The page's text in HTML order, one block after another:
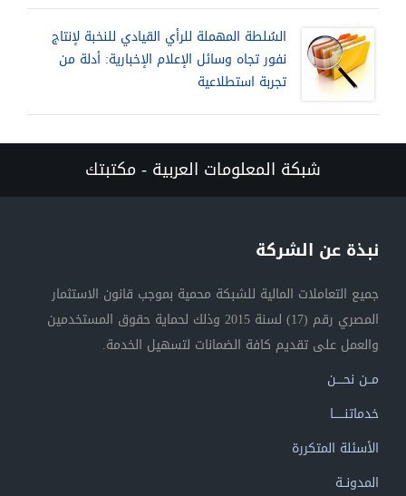
السُلطة المهملة للرأي القيادي للنخبة لإنتاج
نفور تجاه وسائل الإعلام الإخبارية: أدلة من
تجربة استطلاعية
شبكة المعلومات العربية - مكتبتك
نبذة عن الشركة
جميع التعاملات المالية للشبكة محمية بموجب قانون الاستثمار
المصري رقم (17) لسنة 2015 وذلك لحماية حقوق المستخدمين
والعمل على تقديم كافة الضمانات لتسهيل الخدمة.
مــن نحــــن
خدماتنــــــا
الأسئلة المتكررة
المدونــة